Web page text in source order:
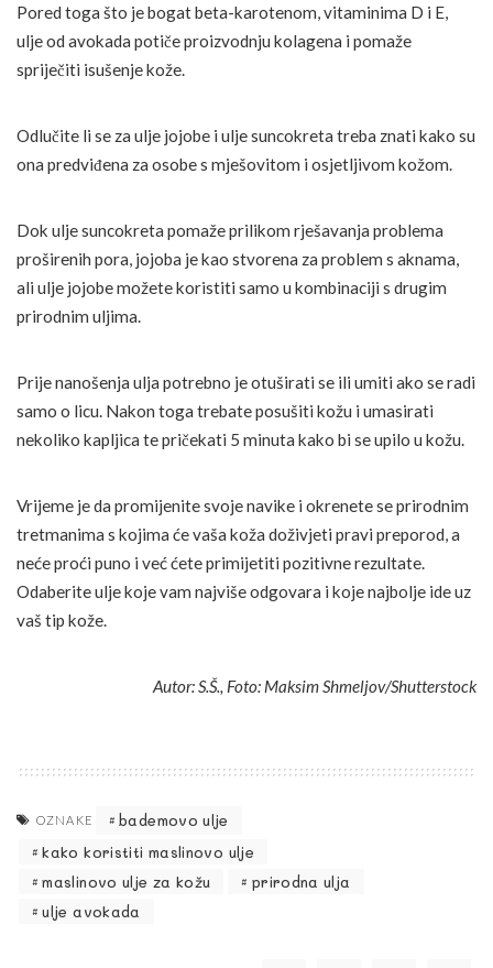
Pored toga što je bogat beta-karotenom, vitaminima D i E,
ulje od avokada potiče proizvodnju kolagena i pomaže
spriječiti isušenje kože.
Odlučite li se za ulje jojobe i ulje suncokreta treba znati kako su
ona predviđena za osobe s mješovitom i osjetljivom kožom.
Dok ulje suncokreta pomaže prilikom rješavanja problema
proširenih pora, jojoba je kao stvorena za problem s aknama,
ali ulje jojobe možete koristiti samo u kombinaciji s drugim
prirodnim uljima.
Prije nanošenja ulja potrebno je otuširati se ili umiti ako se radi
samo o licu. Nakon toga trebate posušiti kožu i umasirati
nekoliko kapljica te pričekati 5 minuta kako bi se upilo u kožu.
Vrijeme je da promijenite svoje navike i okrenete se prirodnim
tretmanima s kojima će vaša koža doživjeti pravi preporod, a
neće proći puno i već ćete primijetiti pozitivne rezultate.
Odaberite ulje koje vam najviše odgovara i koje najbolje ide uz
vaš tip kože.
Autor: S.Š., Foto: Maksim Shmeljov/Shutterstock
OZNAKE
bademovo ulje
kako koristiti maslinovo ulje
maslinovo ulje za kožu
prirodna ulja
ulje avokada